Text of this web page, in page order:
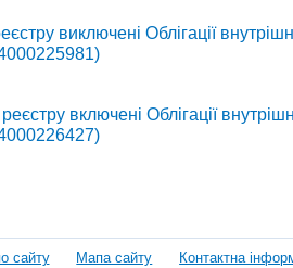
виключені Облігації
включені Облігації
сайту Мапа сайту Контактна